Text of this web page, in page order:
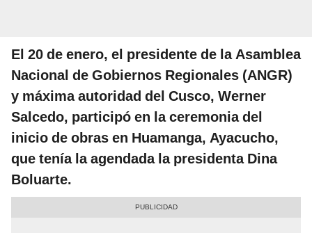
El 20 de enero, el presidente de la Asamblea
Nacional de Gobiernos Regionales (ANGR)
y máxima autoridad del Cusco, Werner
Salcedo, participó en la ceremonia del
inicio de obras en Huamanga, Ayacucho,
que tenía la agendada la presidenta Dina
Boluarte.